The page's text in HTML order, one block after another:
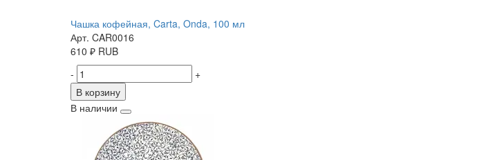
Чашка кофейная, Carta, Onda, 100 мл
Арт. CAR0016
610 ₽ RUB
-
+
В корзину
В наличии